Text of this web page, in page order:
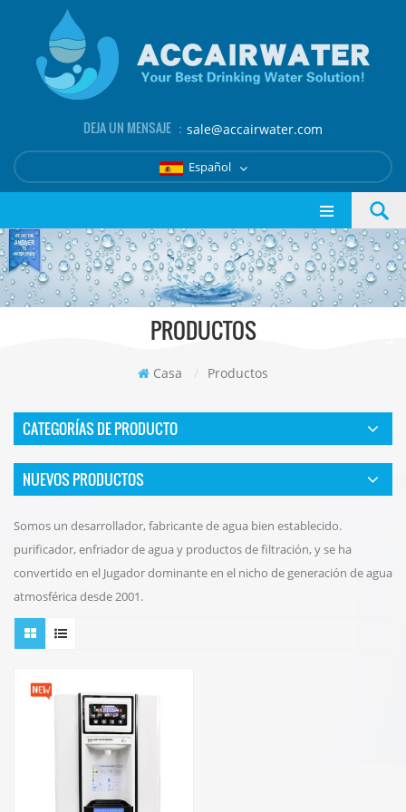
DEJA UN MENSAJE ： sale@accairwater.com
Español
PRODUCTOS
Casa / Productos
CATEGORÍAS DE PRODUCTO
NUEVOS PRODUCTOS
Somos un desarrollador, fabricante de agua bien establecido.
purificador, enfriador de agua y productos de filtración, y se ha
convertido en el Jugador dominante en el nicho de generación de agua
atmosférica desde 2001.